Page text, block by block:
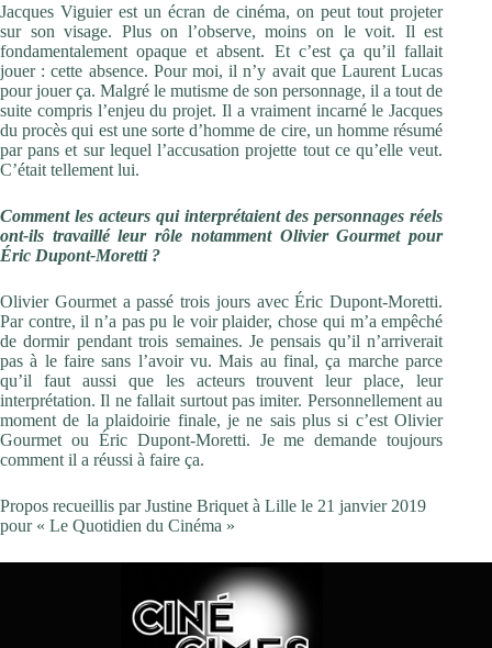
Jacques Viguier est un écran de cinéma, on peut tout projeter
sur son visage. Plus on l’observe, moins on le voit. Il est
fondamentalement opaque et absent. Et c’est ça qu’il fallait
jouer : cette absence. Pour moi, il n’y avait que Laurent Lucas
pour jouer ça. Malgré le mutisme de son personnage, il a tout de
suite compris l’enjeu du projet. Il a vraiment incarné le Jacques
du procès qui est une sorte d’homme de cire, un homme résumé
par pans et sur lequel l’accusation projette tout ce qu’elle veut.
C’était tellement lui.
Comment les acteurs qui interprétaient des personnages réels
ont-ils travaillé leur rôle notamment Olivier Gourmet pour
Éric Dupont-Moretti ?
Olivier Gourmet a passé trois jours avec Éric Dupont-Moretti.
Par contre, il n’a pas pu le voir plaider, chose qui m’a empêché
de dormir pendant trois semaines. Je pensais qu’il n’arriverait
pas à le faire sans l’avoir vu. Mais au final, ça marche parce
qu’il faut aussi que les acteurs trouvent leur place, leur
interprétation. Il ne fallait surtout pas imiter. Personnellement au
moment de la plaidoirie finale, je ne sais plus si c’est Olivier
Gourmet ou Éric Dupont-Moretti. Je me demande toujours
comment il a réussi à faire ça.
Propos recueillis par Justine Briquet à Lille le 21 janvier 2019
pour « Le Quotidien du Cinéma »